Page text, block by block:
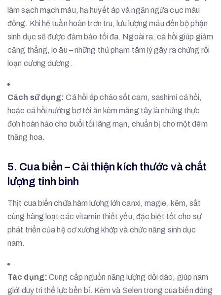
làm sạch mạch máu, hạ huyết áp và ngăn ngừa cục máu
đông. Khi hệ tuần hoàn trơn tru, lưu lượng máu đến bộ phận
sinh dục sẽ được đảm bảo tối đa. Ngoài ra, cá hồi giúp giảm
căng thẳng, lo âu – những thủ phạm tâm lý gây ra chứng rối
loạn cương dương.
Cách sử dụng: Cá hồi áp chảo sốt cam, sashimi cá hồi,
hoặc cá hồi nướng bơ tỏi ăn kèm măng tây là những thực
đơn hoàn hảo cho buổi tối lãng mạn, chuẩn bị cho một đêm
thăng hoa.
5. Cua biển – Cải thiện kích thước và chất
lượng tinh binh
Thịt cua biển chứa hàm lượng lớn canxi, magie, kẽm, sắt
cùng hàng loạt các vitamin thiết yếu, đặc biệt tốt cho sự
phát triển của hệ cơ xương khớp và chức năng sinh dục
nam.
Tác dụng: Cung cấp nguồn năng lượng dồi dào, giúp nam
giới duy trì thể lực bền bỉ. Kẽm và Selen trong cua biển đóng